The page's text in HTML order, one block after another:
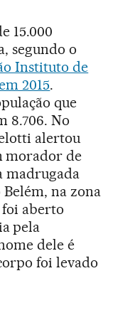
15.000
segundo o
Instituto de
2015.
que
8.706. No
alertou
morador de
madrugada
na zona
foi aberto
pela
dele é
foi levado